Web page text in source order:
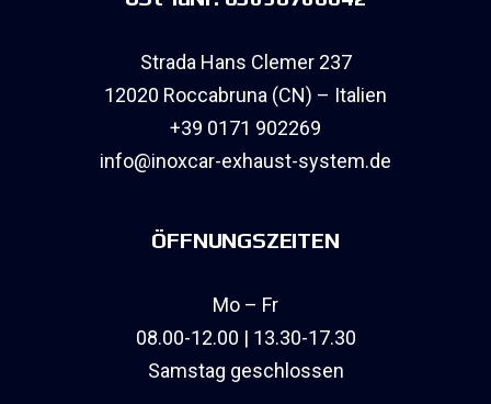
Strada Hans Clemer 237
12020 Roccabruna (CN) – Italien
+39 0171 902269
info@inoxcar-exhaust-system.de
ÖFFNUNGSZEITEN
Mo – Fr
08.00-12.00 | 13.30-17.30
Samstag geschlossen